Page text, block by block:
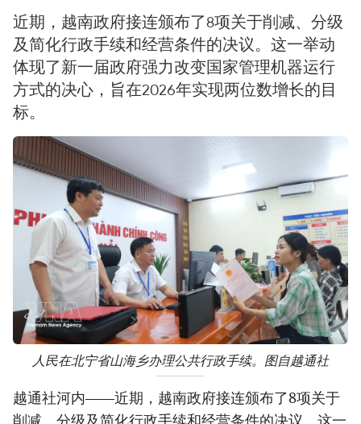
近期，越南政府接连颁布了8项关于削减、分级
及简化行政手续和经营条件的决议。这一举动
体现了新一届政府强力改变国家管理机器运行
方式的决心，旨在2026年实现两位数增长的目
标。
人民在北宁省山海乡办理公共行政手续。图自越通社
越通社河内——近期，越南政府接连颁布了8项关于